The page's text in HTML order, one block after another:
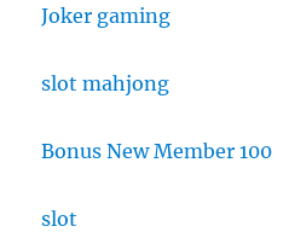
Joker gaming
slot mahjong
Bonus New Member 100
slot